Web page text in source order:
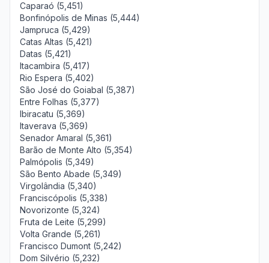
Caparaó (5,451)
Bonfinópolis de Minas (5,444)
Jampruca (5,429)
Catas Altas (5,421)
Datas (5,421)
Itacambira (5,417)
Rio Espera (5,402)
São José do Goiabal (5,387)
Entre Folhas (5,377)
Ibiracatu (5,369)
Itaverava (5,369)
Senador Amaral (5,361)
Barão de Monte Alto (5,354)
Palmópolis (5,349)
São Bento Abade (5,349)
Virgolândia (5,340)
Franciscópolis (5,338)
Novorizonte (5,324)
Fruta de Leite (5,299)
Volta Grande (5,261)
Francisco Dumont (5,242)
Dom Silvério (5,232)